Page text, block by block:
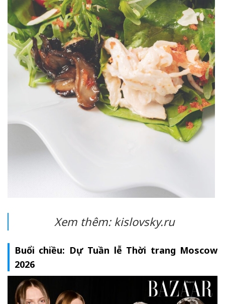
Xem thêm: kislovsky.ru
Buổi chiều: Dự Tuần lễ Thời trang Moscow
2026